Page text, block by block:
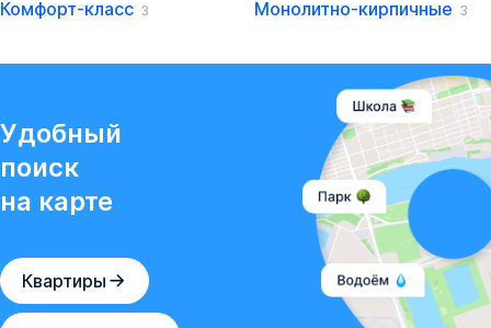
Комфорт-класс 3
Монолитно-кирпичные 3
Удобный
поиск
на карте
Квартиры